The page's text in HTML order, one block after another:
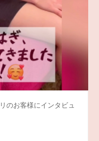
のお客様にインタビュ